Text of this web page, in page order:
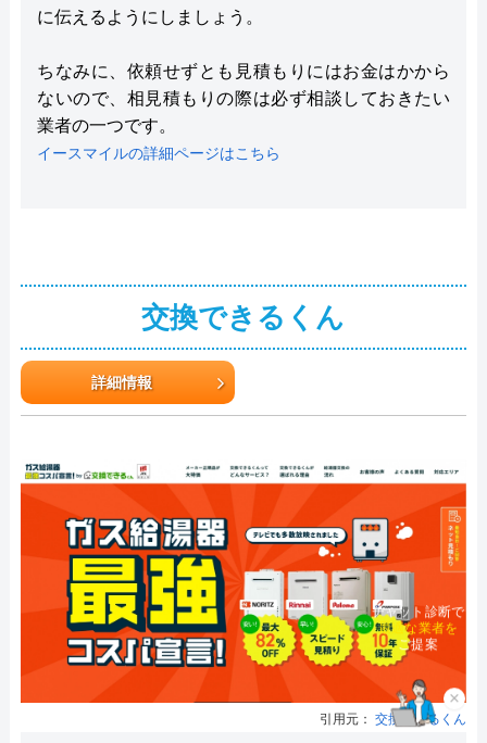
に伝えるようにしましょう。
ちなみに、依頼せずとも見積もりにはお金はかから
ないので、相見積もりの際は必ず相談しておきたい
業者の一つです。
イースマイルの詳細ページはこちら
交換できるくん
詳細情報
引用元： 交換できるくん
×
チャット診断で
最適な業者を
ご提案